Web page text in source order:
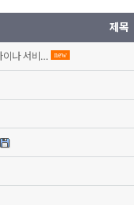
제목
나 서비… new